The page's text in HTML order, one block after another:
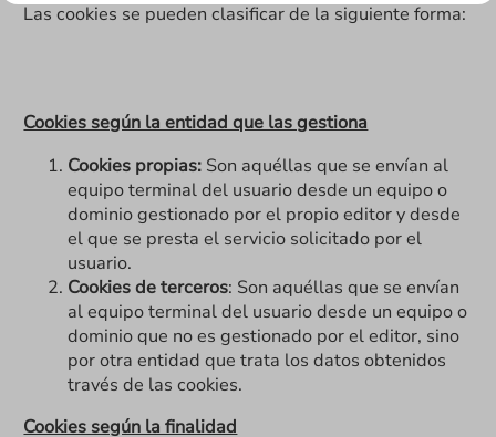
Las cookies se pueden clasificar de la siguiente forma:
Cookies según la entidad que las gestiona
Cookies propias: Son aquéllas que se envían al
equipo terminal del usuario desde un equipo o
dominio gestionado por el propio editor y desde
el que se presta el servicio solicitado por el
usuario.
Cookies de terceros: Son aquéllas que se envían
al equipo terminal del usuario desde un equipo o
dominio que no es gestionado por el editor, sino
por otra entidad que trata los datos obtenidos
través de las cookies.
Cookies según la finalidad